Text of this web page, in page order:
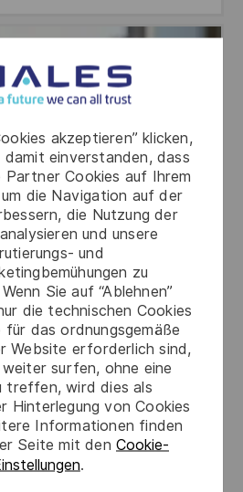
akzeptieren” klicken,
damit einverstanden, dass
Partner Cookies auf Ihrem
die Navigation auf der
die Nutzung der
und unsere
und
zu
Sie auf “Ablehnen”
die technischen Cookies
das ordnungsgemäße
Website erforderlich sind,
surfen, ohne eine
treffen, wird dies als
Hinterlegung von Cookies
Informationen finden
Seite mit den Cookie-
.
Support
vielfältigen Teams, das
und Mitarbeiter
hervorragend